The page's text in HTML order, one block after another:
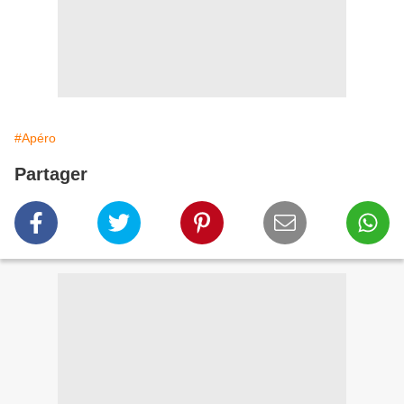
#Apéro
Partager